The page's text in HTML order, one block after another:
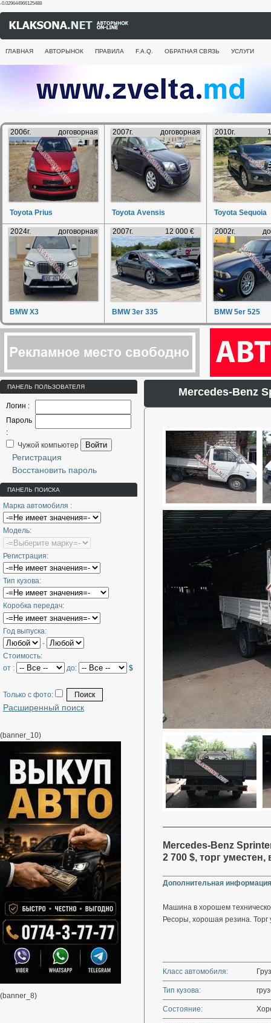
-0.029644966125488
ГЛАВНАЯ АВТОРЫНОК ПРАВИЛА F.A.Q. ОБРАТНАЯ СВЯЗЬ УСЛУГИ
2006г. договорная
Toyota Prius
2007г. договорная
Toyota Avensis
2010г.
Toyota Sequoia
2024г. договорная
BMW X3
2007г. 12 000 €
BMW 3er 335
2002г.
BMW 5er 525
ПАНЕЛЬ ПОЛЬЗОВАТЕЛЯ
Логин :
Пароль
:
Чужой компьютер
Войти
Регистрация
Восстановить пароль
ПАНЕЛЬ ПОИСКА
Марка автомобиля :
Модель:
Регистрация:
Тип кузова:
Коробка передач:
Год выпуска:
-
Стоимость:
от :
до: $
Только с фото:
Расширенный поиск
(banner_10)
(banner_8)
Mercedes-Benz
Mercedes-Benz
2 700 $, торг
Дополнительная
Машина в хорошем
Ресоры, хорошая резина. Торг
Класс автомобиля:
Тип кузова:
Состояние: